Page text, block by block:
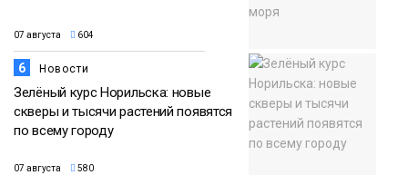
07 августа 604
6 Новости
Зелёный курс Норильска: новые
скверы и тысячи растений появятся
по всему городу
07 августа 580